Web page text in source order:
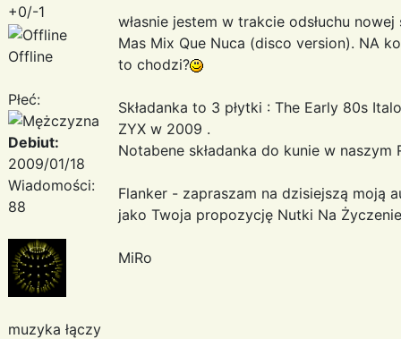
+0/-1
Offline
Płeć:
Debiut:
2009/01/18
Wiadomości:
88
muzyka łączy
własnie jestem w trakcie odsłuchu
Mas Mix Que Nuca (disco version). NA
to chodzi?
Składanka to 3 płytki : The Early 80s
ZYX w 2009 .
Notabene składanka do kunie w naszym
Flanker - zapraszam na dzisiejszą moją
jako Twoja propozycję Nutki Na
MiRo